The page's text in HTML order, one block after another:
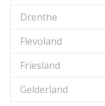
Drenthe
Flevoland
Friesland
Gelderland